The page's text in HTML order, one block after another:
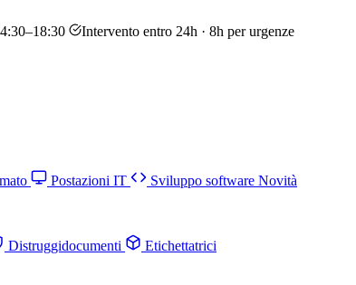
Intervento entro 24h · 8h per urgenze
Postazioni IT Sviluppo software Novità
Distruggidocumenti
Etichettatrici